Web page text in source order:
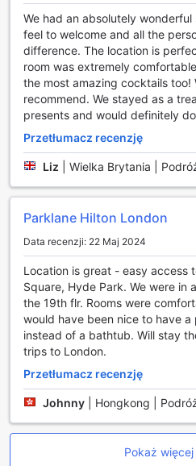
komfortowe miejsce do pracy i
dostępne jest również
publicznych, a wyznaczone
zapewniają komfort zarówno
Codzienne sprzątanie pokoi
będzie zawsze w idealnym
Hilton On Park Lane idealnym
Londynu.
Udogodnienia transportowe w
Park Lane
Hotel London Hilton On Park
szereg udogodnień
ramach usług transportowych,
na lotnisko, co jest idealnym
podróżujących w celach
Dodatkowo, goście mogą
samochodów, co daje im
własnym tempie.
Dla tych, którzy preferują
opcję shuttle, co ułatwia
atrakcji turystycznych Londynu.
znajduje się parking, jednak
obowiązują opłaty za
goście London Hilton On Park
We had an absolutely
feel to welcome and all the
difference. The location is
room was extremely
the most amazing cocktails too!
recommend. We stayed as a
presents and would definitely
Przetłumacz recenzję
Liz Wielka Brytania |
Parklane Hilton London
Data recenzji: 22 Maj 2024
Location is great - easy access
Square, Hyde Park. We were in
the 19th flr. Rooms were
would have been nice to have
instead of a bathtub. Will stay
trips to London.
Przetłumacz recenzję
Johnny Hongkong |
Pokaż